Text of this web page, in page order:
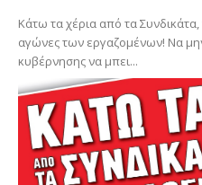
Κάτω τα χέρια από τα
αγώνες των εργαζομένων! Να μην περάσει το σχέδιο της
κυβέρνησης να μπει...